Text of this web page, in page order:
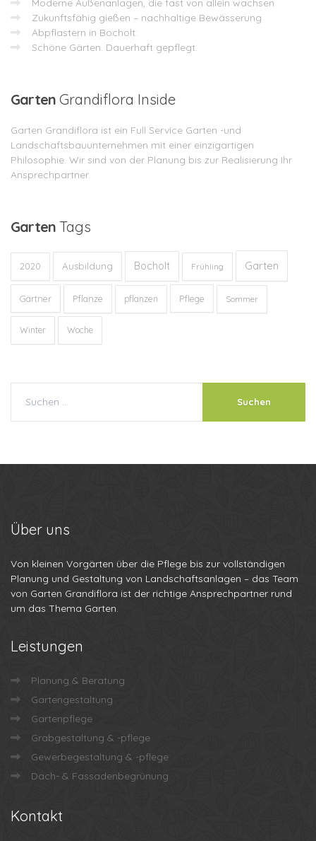
Moderne Außenanlagen, die fast von allein wachsen
Zukunftsfähig gießen – nachhaltige Bewässerung
Abpflastern in Bocholt:
Schöne Gärten. Dauerhaft gepflegt.
Garten Grandiflora Inside
Garten Grandiflora ist ein Full Service Garten -und
Landschaftsbauunternehmen mit einer einzigartigen
Philosophie. Wir sind von der Planung bis zur Realisierung Ihr
Ansprechpartner.
Garten Tags
2020 Ausbildung Bocholt Frühling Garten
Gärtner Pflanze pflanzen Pflege Sommer
Winter Woche
Über uns
Von kleinen Vorgärten über die Pflege bis zur vollständigen
Planung und Gestaltung von Landschaftsanlagen – das Team
von Garten Grandiflora ist der richtige Ansprechpartner rund
um das Thema Garten.
Leistungen
Planung & Beratung
Gartengestaltung
Gartenpflege
Grabgestaltung & -pflege
Gewerbegestaltung & -pflege
Dach- & Fassadenbegrünung
Kontakt